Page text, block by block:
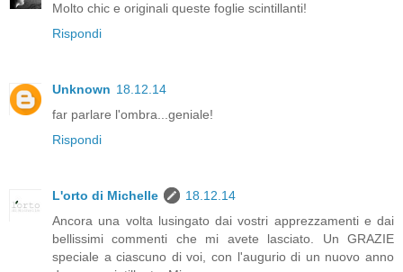
Molto chic e originali queste foglie scintillanti!
Rispondi
Unknown 18.12.14
far parlare l'ombra...geniale!
Rispondi
L'orto di Michelle
18.12.14
Ancora una volta lusingato dai vostri apprezzamenti e dai
bellissimi commenti che mi avete lasciato. Un GRAZIE
speciale a ciascuno di voi, con l'augurio di un nuovo anno